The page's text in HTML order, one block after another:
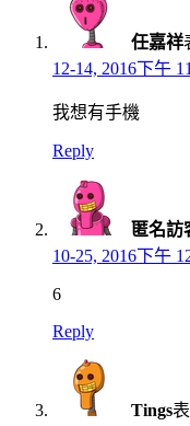
任嘉祥
12-14, 2016下午
我想有手機
Reply
匿名訪
10-25, 2016下午
6
Reply
Tings